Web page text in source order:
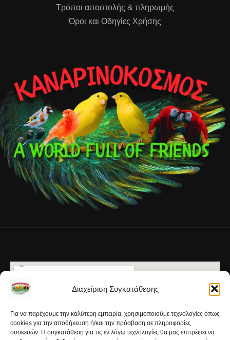
Διαχείριση Συγκατάθεσης
Για να παρέχουμε την καλύτερη εμπειρία, χρησιμοποιούμε τεχνολογίες όπως
cookies για την αποθήκευση ή/και την πρόσβαση σε πληροφορίες
συσκευών. Η συγκατάθεση για τις εν λόγω τεχνολογίες θα μας επιτρέψει να
Τρόποι αποστολής & πληρωμής
Όροι και Οδηγίες Χρήσης